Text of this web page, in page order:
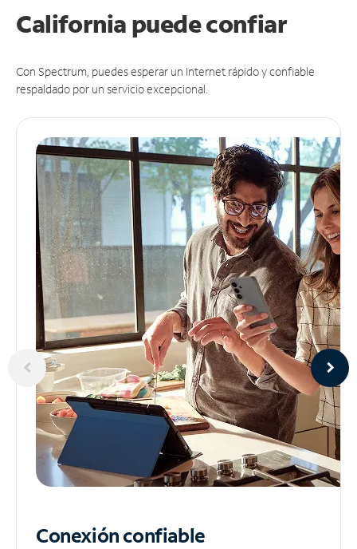
California puedeconfiar
Con Spectrum, puedes esperar un Internet rápido y confiable
respaldado por un servicio excepcional.
Conexión confiable